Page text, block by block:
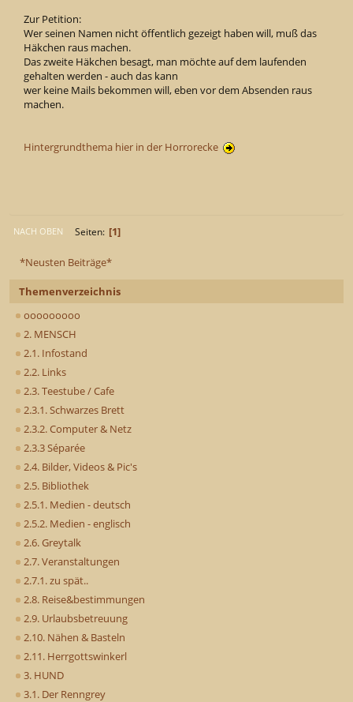
*Neusten Beiträge*
Themenverzeichnis
ooooooooo
2. MENSCH
2.1. Infostand
2.2. Links
2.3. Teestube / Cafe
2.3.1. Schwarzes Brett
2.3.2. Computer & Netz
2.3.3 Séparée
2.4. Bilder, Videos & Pic's
2.5. Bibliothek
2.5.1. Medien - deutsch
2.5.2. Medien - englisch
2.6. Greytalk
2.7. Veranstaltungen
2.7.1. zu spät..
2.8. Reise&bestimmungen
2.9. Urlaubsbetreuung
2.10. Nähen & Basteln
2.11. Herrgottswinkerl
3. HUND
3.1. Der Renngrey
Zur Petition:
Wer seinen Namen nicht öffentlich gezeigt haben will, muß das
Häkchen raus machen.
Das zweite Häkchen besagt, man möchte auf dem laufenden
gehalten werden - auch das kann
wer keine Mails bekommen will, eben vor dem Absenden raus
machen.
Hintergrundthema hier in der Horrorecke
NACH OBEN Seiten 1